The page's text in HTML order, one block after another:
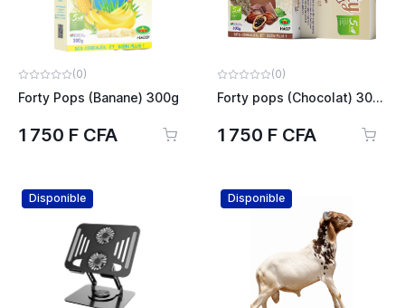
(0)
Forty Pops (Banane) 300g
1 750 F CFA
(0)
Forty pops (Chocolat) 300g
1 750 F CFA
Disponible Disponible